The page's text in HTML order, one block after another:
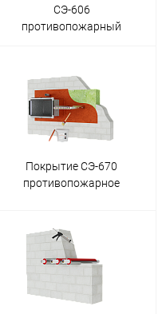
СЭ-606
противопожарный
Покрытие СЭ-670
противопожарное